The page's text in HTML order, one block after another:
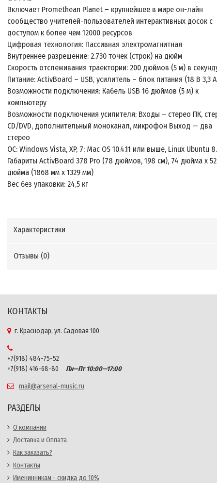
Включает Promethean Planet – крупнейшее в мире он-лайн
сообщество учителей-пользователей интерактивных досок с
доступом к более чем 12000 ресурсов
Цифровая технология: Пассивная электромагнитная
Внутреннее разрешение: 2.730 точек (строк) на дюйм
Скорость отслеживания траектории: 200 дюймов (5 м) в
Питание: ActivBoard – USB, усилитель – блок питания (18 В 3,3
Возможности подключения: Кабель USB 16 дюймов (5 м) к
компьютеру
Возможности подключения усилителя: Входы – стерео ПК,
CD/DVD, дополнительный моноканал, микрофон Выход — два
стерео
ОС: Windows Vista, XP, 7; Mac OS 10.4.11 или выше, Linux Ubuntu
Габариты ActivBoard 378 Pro (78 дюймов, 198 см), 74 дюйма x 52
дюйма (1868 мм x 1329 мм)
Вес без упаковки: 24,5 кг
Характеристики
Отзывы (0)
КОНТАКТЫ
г. Краснодар, ул. Садовая 100
+7(918) 484-75-52
+7(918) 416-68-80
Пн—Пт 10:00—17:00
mail@arsenal-music.ru
РАЗДЕЛЫ
О компании
Доставка и Оплата
Как заказать?
Контакты
Именинникам - скидка до 10%